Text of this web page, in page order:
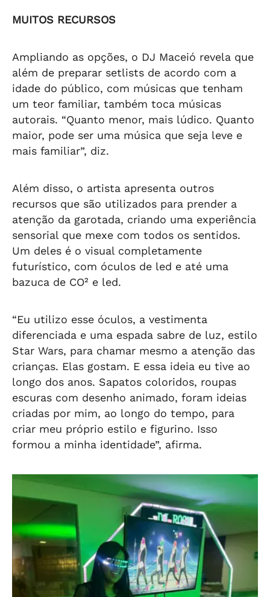
MUITOS RECURSOS
Ampliando as opções, o DJ Maceió revela que
além de preparar setlists de acordo com a
idade do público, com músicas que tenham
um teor familiar, também toca músicas
autorais. “Quanto menor, mais lúdico. Quanto
maior, pode ser uma música que seja leve e
mais familiar”, diz.
Além disso, o artista apresenta outros
recursos que são utilizados para prender a
atenção da garotada, criando uma experiência
sensorial que mexe com todos os sentidos.
Um deles é o visual completamente
futurístico, com óculos de led e até uma
bazuca de CO² e led.
“Eu utilizo esse óculos, a vestimenta
diferenciada e uma espada sabre de luz, estilo
Star Wars, para chamar mesmo a atenção das
crianças. Elas gostam. E essa ideia eu tive ao
longo dos anos. Sapatos coloridos, roupas
escuras com desenho animado, foram ideias
criadas por mim, ao longo do tempo, para
criar meu próprio estilo e figurino. Isso
formou a minha identidade”, afirma.